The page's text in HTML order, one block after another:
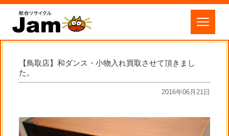
【鳥取店】和ダンス・小物入れ買取させて頂きまし
た。
2016年06月21日